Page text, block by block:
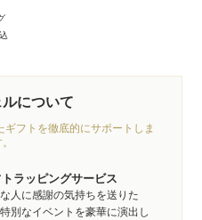
について
フトを徹底的にサポートしま
トラッピングサービス
人に感謝の気持ちを送りた
別なイベントを豪華に演出し